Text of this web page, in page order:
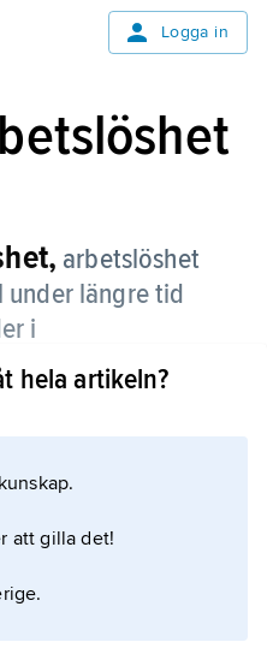
Logga in
arbetslöshet
under längre tid
i
och
hela artikeln?
att gilla det!